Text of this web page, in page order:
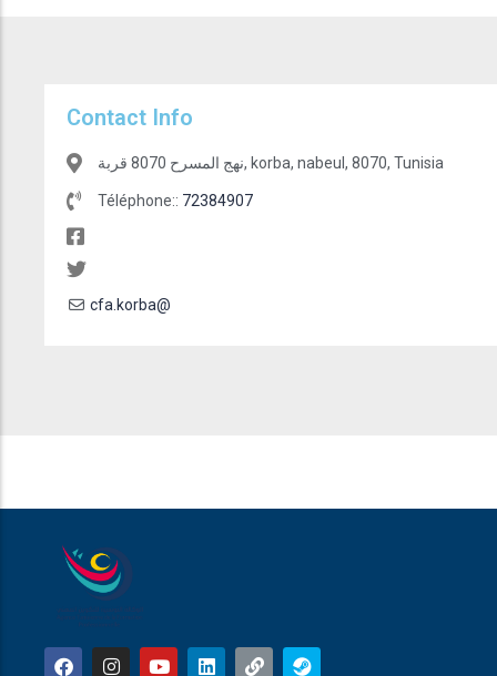
Contact Info
نهج المسرح 8070 قربة, korba, nabeul, 8070, Tunisia
Téléphone:: 72384907
cfa.korba@